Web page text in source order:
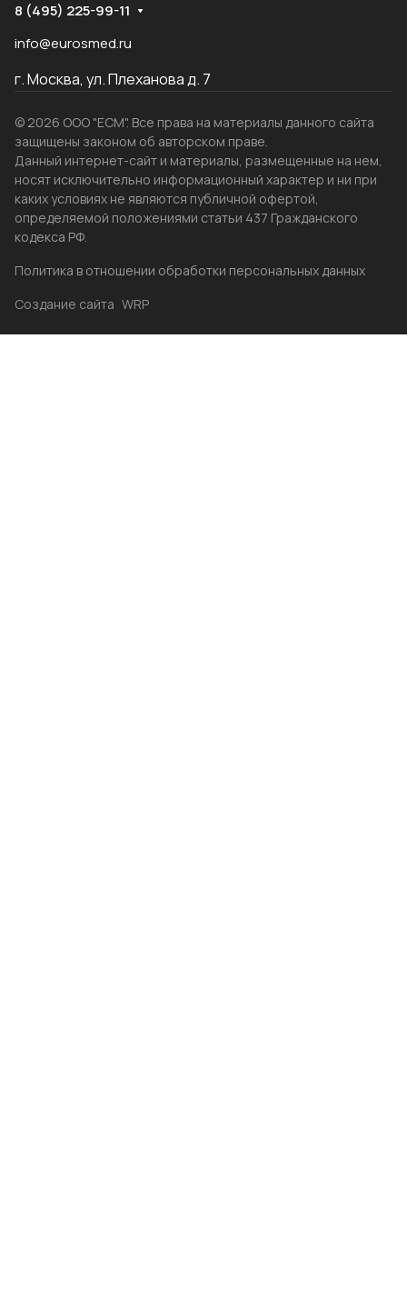
8 (495) 225-99-11
info@eurosmed.ru
г. Москва, ул. Плеханова д. 7
© 2026 ООО "ЕСМ". Все права на материалы данного сайта
защищены законом об авторском праве.
Данный интернет-сайт и материалы, размещенные на нем,
носят исключительно информационный характер и ни при
каких условиях не являются публичной офертой,
определяемой положениями статьи 437 Гражданского
кодекса РФ.
Политика в отношении обработки персональных данных
Создание сайта WRP